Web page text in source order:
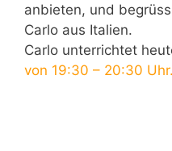
anbieten, und
Carlo aus Italien.
Carlo unterrichtet
von 19:30 – 20:30 Uhr.